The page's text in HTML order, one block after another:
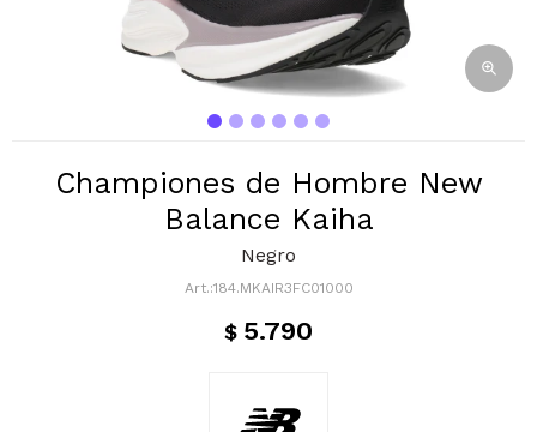
Championes de Hombre New
Balance Kaiha
Negro
184.MKAIR3FC01000
$ 5.790